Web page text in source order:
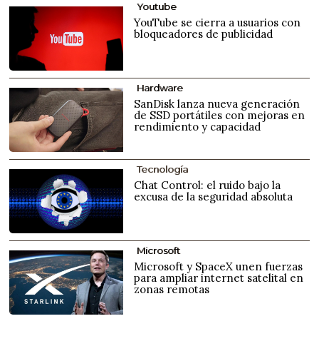
Youtube
YouTube se cierra a usuarios con
bloqueadores de publicidad
Hardware
SanDisk lanza nueva generación
de SSD portátiles con mejoras en
rendimiento y capacidad
Tecnología
Chat Control: el ruido bajo la
excusa de la seguridad absoluta
Microsoft
Microsoft y SpaceX unen fuerzas
para ampliar internet satelital en
zonas remotas